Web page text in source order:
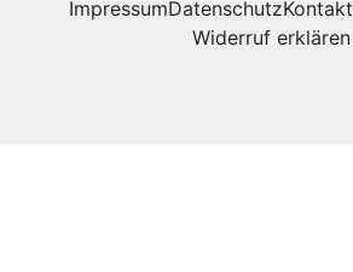
ImpressumDatenschutzKontakt
Widerruf erklären